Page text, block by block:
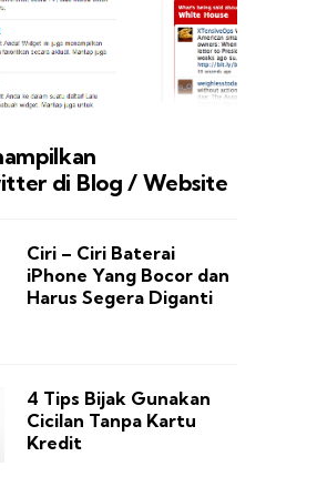
di Blog / Website
Ciri – Ciri Baterai
iPhone Yang Bocor dan
Harus Segera Diganti
4 Tips Bijak Gunakan
Cicilan Tanpa Kartu
Kredit